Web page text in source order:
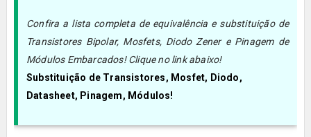
Confira a lista completa de equivalência e substituição de
Transistores Bipolar, Mosfets, Diodo Zener e Pinagem de
Módulos Embarcados! Clique no link abaixo!
Substituição de Transistores, Mosfet, Diodo,
Datasheet, Pinagem, Módulos!